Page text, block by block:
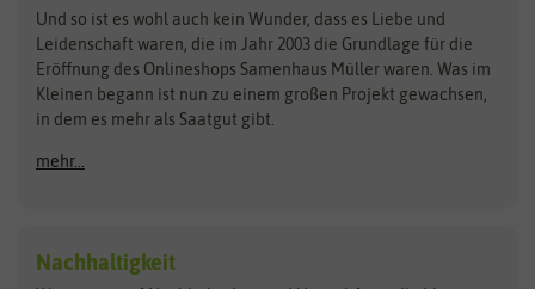
Zimmer & Kübelpflanzen
Kataloge
Schnäppchen
Anzucht & Gartenzubehör
Anzuchtschalen
Heizmatte & Heizkabel
BIOWOL
Blumicorn
Bûten Birds
Carl Pabst
Feldsaaten Freudenberger
Fertil
Flora Elite
Und so ist es wohl auch kein Wunder, dass es Liebe und
Leidenschaft waren, die im Jahr 2003 die Grundlage für die
Eröffnung des Onlineshops Samenhaus Müller waren. Was im
Kleinen begann ist nun zu einem großen Projekt gewachsen,
in dem es mehr als Saatgut gibt.
mehr...
Nachhaltigkeit